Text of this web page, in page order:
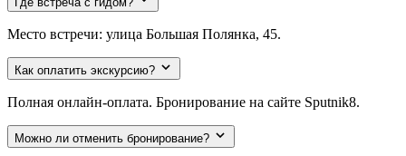
Место встречи: улица Большая Полянка, 45.
Как оплатить экскурсию?
Полная онлайн-оплата. Бронирование на сайте Sputnik8.
Можно ли отменить бронирование?